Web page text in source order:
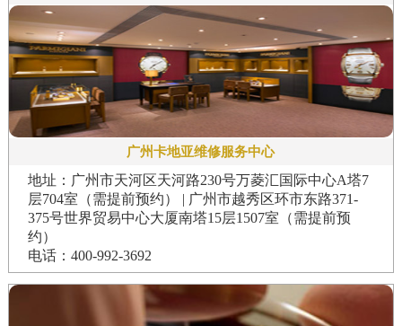
广州卡地亚维修服务中心
地址：广州市天河区天河路230号万菱汇国际中心A塔7
层704室（需提前预约） | 广州市越秀区环市东路371-
375号世界贸易中心大厦南塔15层1507室（需提前预
约）
电话：400-992-3692